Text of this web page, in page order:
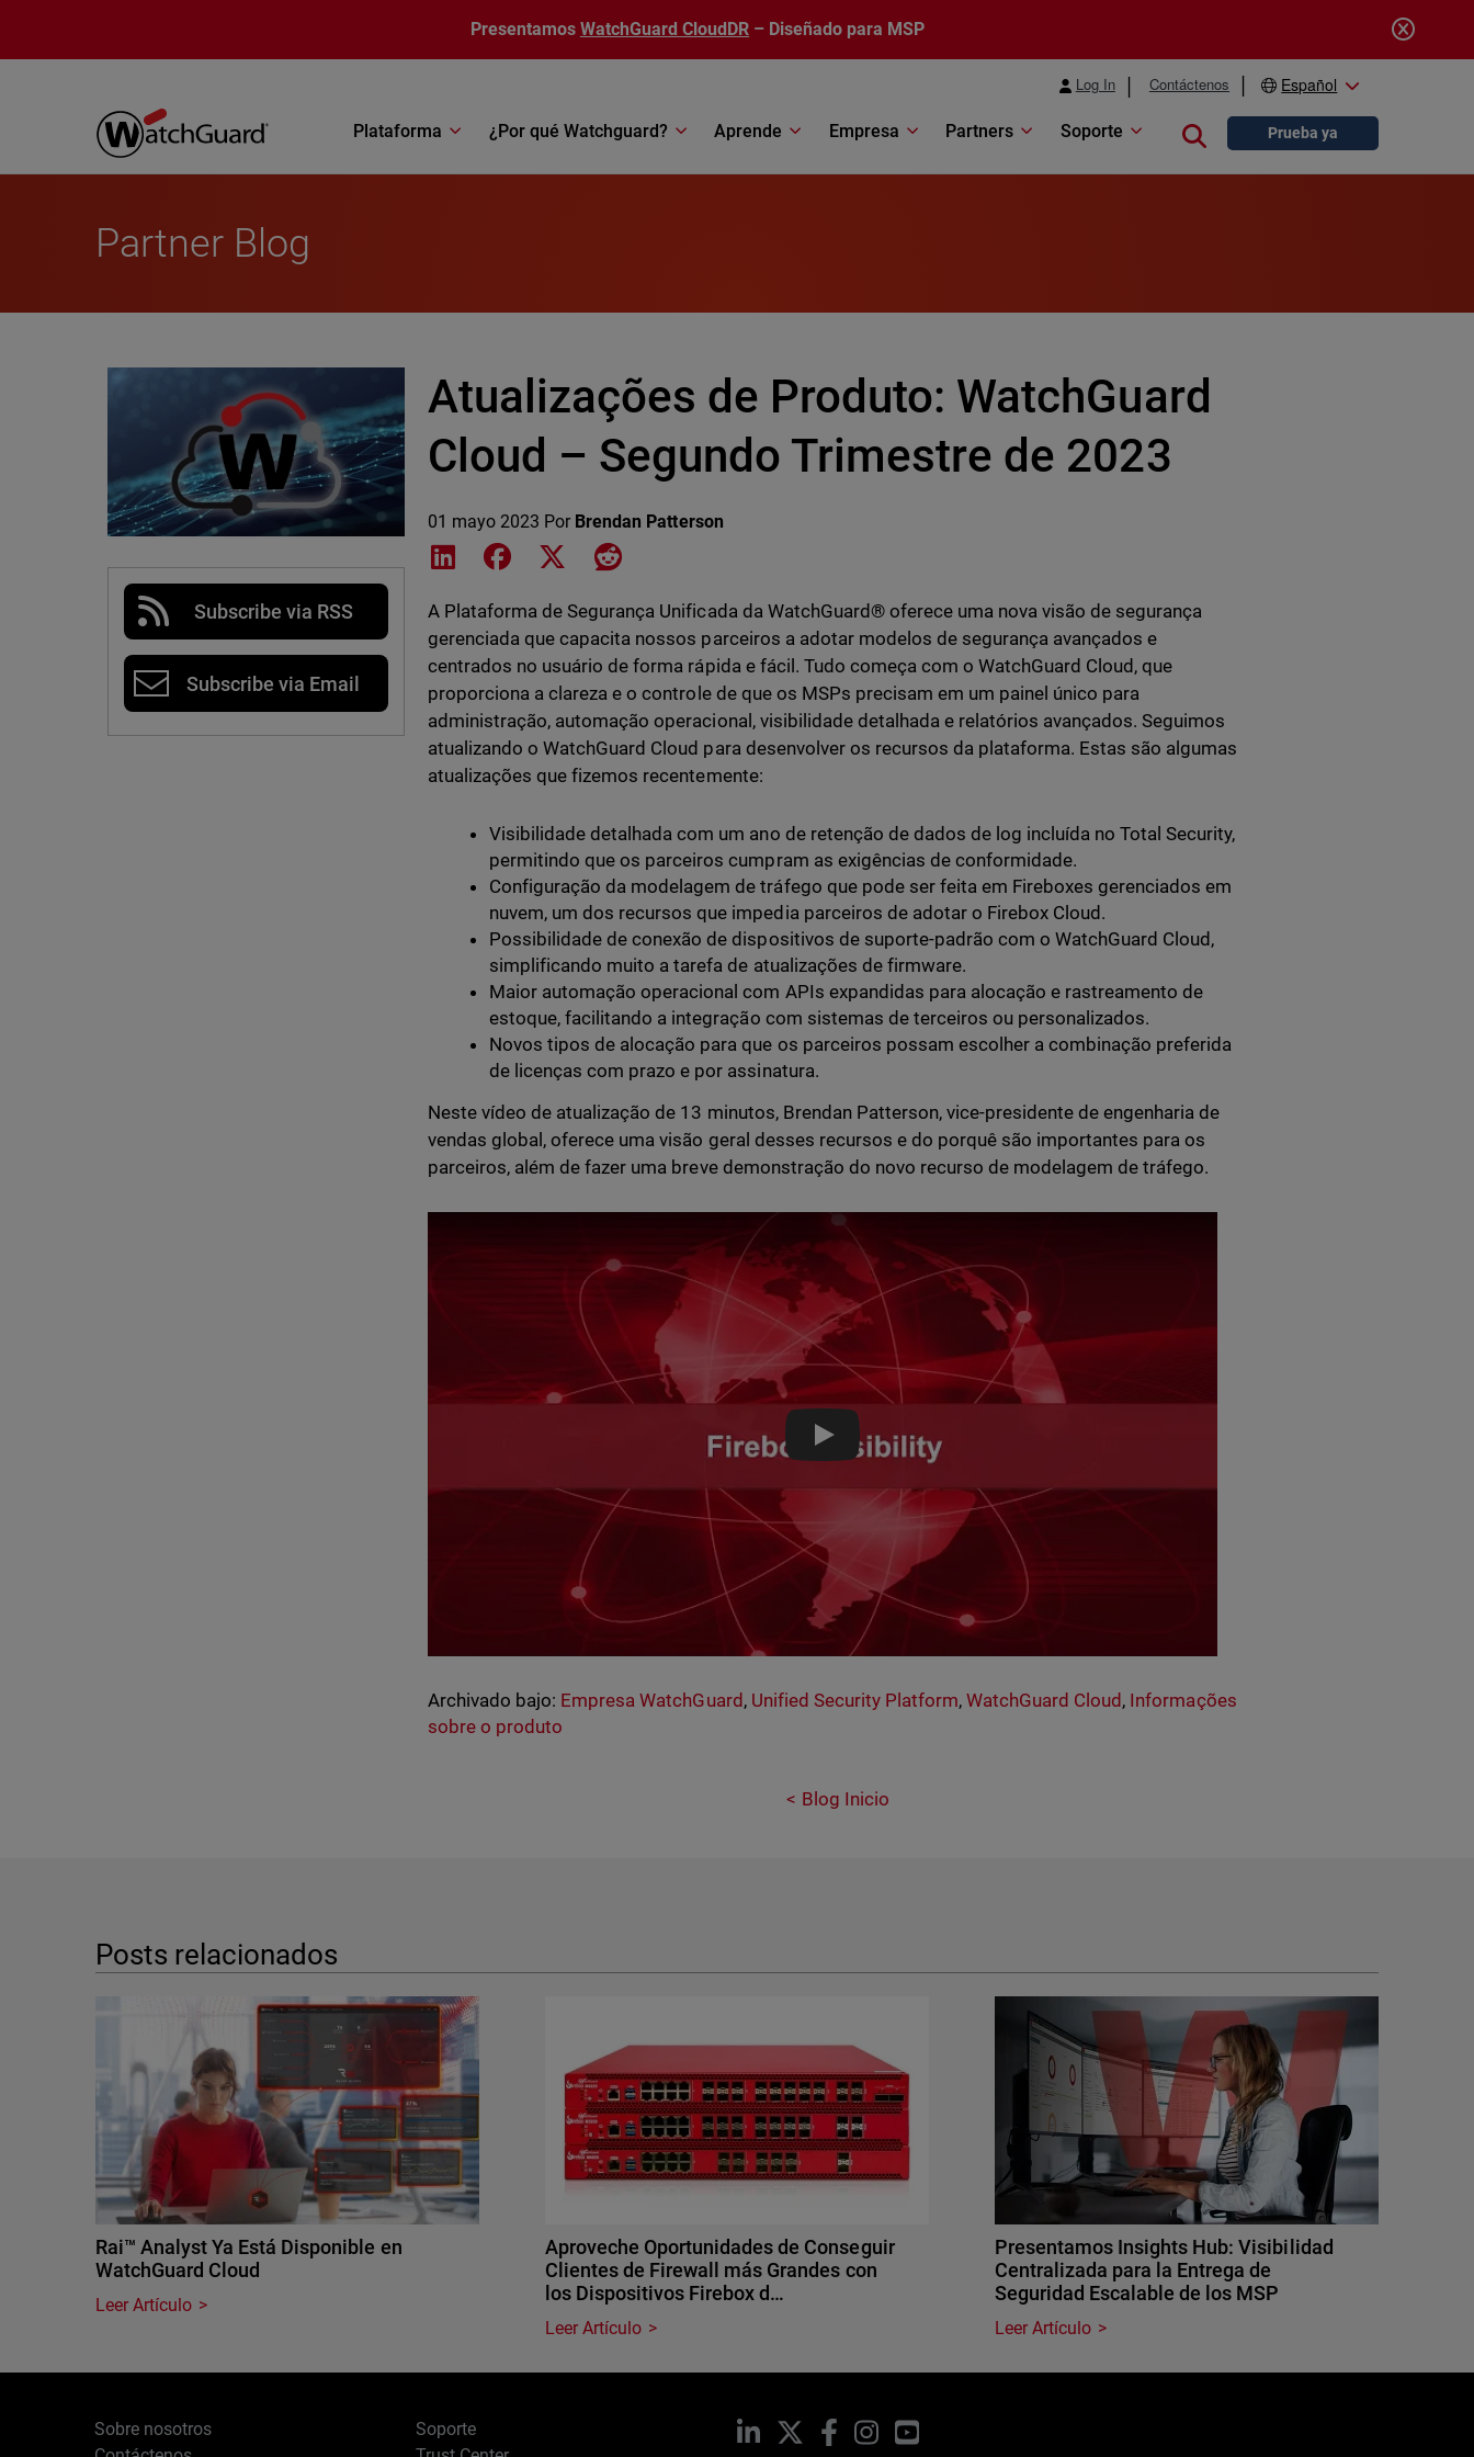
Presentamos WatchGuard CloudDR – Diseñado para MSP
Log In Contáctenos Español
Plataforma ¿Por qué Watchguard? Aprende Empresa Partners Soporte Close searchPrueba ya
Partner Blog
Subscribe via RSS
Subscribe via Email
Atualizações de Produto: WatchGuard
Cloud – Segundo Trimestre de 2023
01 mayo 2023 Por Brendan Patterson
Share on LinkedIn
Share on Facebook
Share on XShare on Reddit
A Plataforma de Segurança Unificada da WatchGuard® oferece uma nova visão de segurança
gerenciada que capacita nossos parceiros a adotar modelos de segurança avançados e
centrados no usuário de forma rápida e fácil. Tudo começa com o WatchGuard Cloud, que
proporciona a clareza e o controle de que os MSPs precisam em um painel único para
administração, automação operacional, visibilidade detalhada e relatórios avançados. Seguimos
atualizando o WatchGuard Cloud para desenvolver os recursos da plataforma. Estas são algumas
atualizações que fizemos recentemente:
Visibilidade detalhada com um ano de retenção de dados de log incluída no Total Security,
permitindo que os parceiros cumpram as exigências de conformidade.
Configuração da modelagem de tráfego que pode ser feita em Fireboxes gerenciados em
nuvem, um dos recursos que impedia parceiros de adotar o Firebox Cloud.
Possibilidade de conexão de dispositivos de suporte-padrão com o WatchGuard Cloud,
simplificando muito a tarefa de atualizações de firmware.
Maior automação operacional com APIs expandidas para alocação e rastreamento de
estoque, facilitando a integração com sistemas de terceiros ou personalizados.
Novos tipos de alocação para que os parceiros possam escolher a combinação preferida
de licenças com prazo e por assinatura.
Neste vídeo de atualização de 13 minutos, Brendan Patterson, vice-presidente de engenharia de
vendas global, oferece uma visão geral desses recursos e do porquê são importantes para os
parceiros, além de fazer uma breve demonstração do novo recurso de modelagem de tráfego.
Partner Blog: WGC Updates - 16 April 2023
Archivado bajo: Empresa WatchGuard , Unified Security Platform,WatchGuard Cloud , Informações
sobre o produto
Blog Inicio
Posts relacionados
Rai™ Analyst Ya Está Disponible en
WatchGuard Cloud
Leer Artículo
Aproveche Oportunidades de Conseguir
Clientes de Firewall más Grandes con
los Dispositivos Firebox d…
Leer Artículo
Presentamos Insights Hub: Visibilidad
Centralizada para la Entrega de
Seguridad Escalable de los MSP
Leer Artículo
Sobre nosotros
Soporte
LinkedIn Facebook
InstagramYouTube